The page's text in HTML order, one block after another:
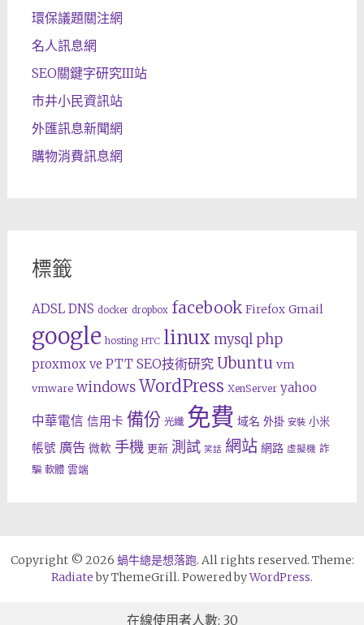
環保議題關注網
名人訊息網
SEO關鍵字研究III站
市井小民資訊站
外匯訊息新聞網
購物消費訊息網
標籤
ADSL DNS docker dropbox facebook Firefox Gmail
google hosting HTC linux mysql php
proxmox ve PTT SEO技術研究 Ubuntu vm
vmware windows WordPress XenServer yahoo
中華電信 信用卡 備份 光纖 免費 域名 外掛 安裝 小米
帳號 廣告 微軟 手機 更新 測試 笑話 網站 網路 虛擬機 詐
騙 軟體 雲端
Copyright © 2026 蝸牛總是想落跑. All rights reserved. Theme:
Radiateby ThemeGrill. Powered byWordPress.
在線使用者人數: 30